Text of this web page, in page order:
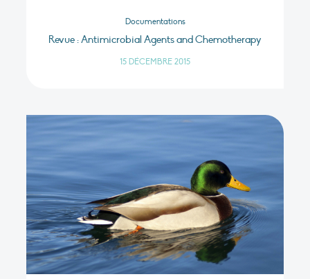
Documentations
Revue : Antimicrobial Agents and Chemotherapy
15 DÉCEMBRE 2015